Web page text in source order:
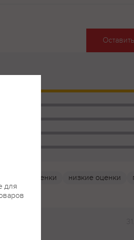
высокие оценки низкие оценки
для